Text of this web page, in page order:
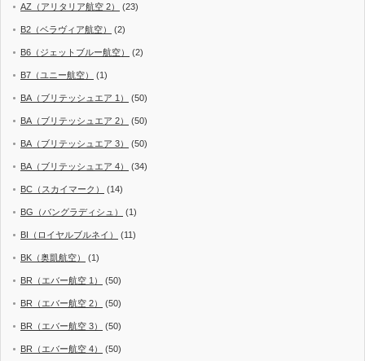
AZ（アリタリア航空 2） (23)
B2（ベラヴィア航空） (2)
B6（ジェットブルー航空） (2)
B7（ユニー航空） (1)
BA（ブリテッシュエア 1） (50)
BA（ブリテッシュエア 2） (50)
BA（ブリテッシュエア 3） (50)
BA（ブリテッシュエア 4） (34)
BC（スカイマーク） (14)
BG（バングラディシュ） (1)
BI（ロイヤルブルネイ） (11)
BK（奥凱航空） (1)
BR（エバー航空 1） (50)
BR（エバー航空 2） (50)
BR（エバー航空 3） (50)
BR（エバー航空 4） (50)